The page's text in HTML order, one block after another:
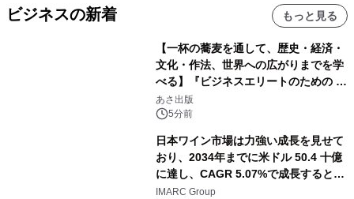
ビジネスの新着 もっと見る
【一杯の蕎麦を通して、歴史・経済・
文化・作法、世界への広がりまでを学
べる】『ビジネスエリートのための 教
養としての蕎麦』2026年8月25日
（火）発売
あさ出版
5分前
日本ワイン市場は力強い成長を見せて
おり、2034年までに米ドル 50.4 十億
に達し、CAGR 5.07%で成長すると予
測IMARC Group